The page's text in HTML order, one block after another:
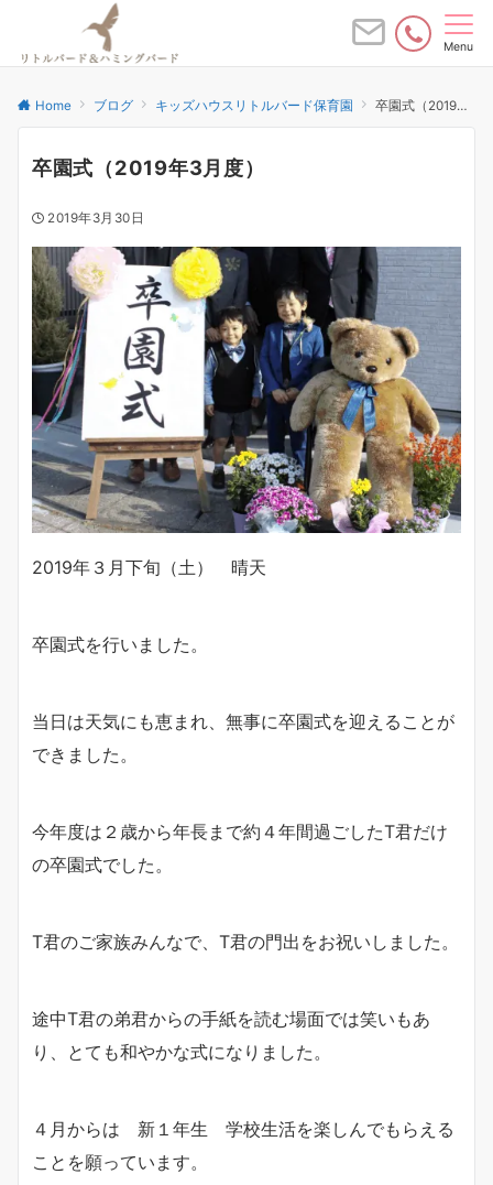
Menu
Home ブログ キッズハウスリトルバード保育園 卒園式（2019年3月度）
卒園式（2019年3月度）
2019年3月30日
2019年３月下旬（土） 晴天
卒園式を行いました。
当日は天気にも恵まれ、無事に卒園式を迎えることが
できました。
今年度は２歳から年長まで約４年間過ごしたT君だけ
の卒園式でした。
T君のご家族みんなで、T君の門出をお祝いしました。
途中T君の弟君からの手紙を読む場面では笑いもあ
り、とても和やかな式になりました。
４月からは 新１年生 学校生活を楽しんでもらえる
ことを願っています。